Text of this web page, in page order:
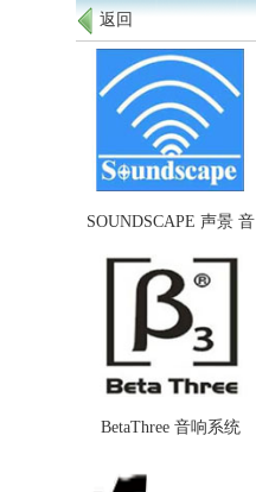
返回
SOUNDSCAPE 声景 音
响系统
BetaThree 音响系统